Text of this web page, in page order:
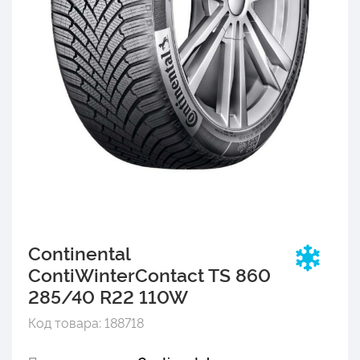
Continental
ContiWinterContact TS 860
285/40 R22 110W
Код товара: 188718